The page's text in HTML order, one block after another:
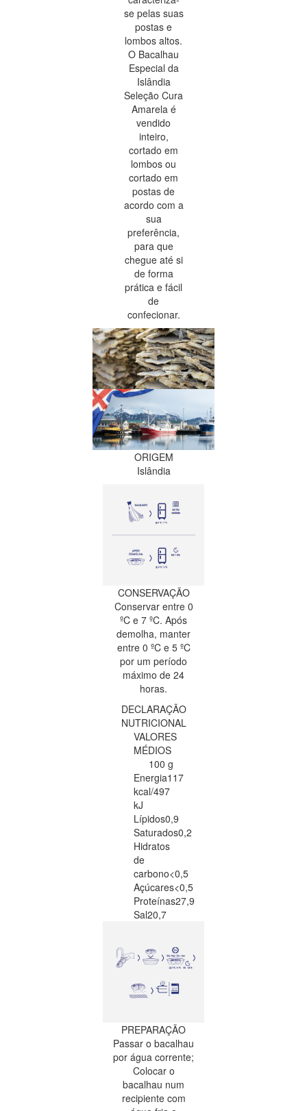
se pelas suas
postas e
lombos altos.
O Bacalhau
Especial da
Islândia
Seleção Cura
Amarela é
vendido
inteiro,
cortado em
lombos ou
cortado em
postas de
acordo com a
sua
preferência,
para que
chegue até si
de forma
prática e fácil
de
confecionar.
ORIGEM
Islândia
CONSERVAÇÃO
Conservar entre 0
ºC e 7 ºC. Após
demolha, manter
entre 0 ºC e 5 ºC
por um período
máximo de 24
horas.
DECLARAÇÃO
NUTRICIONAL
VALORES
MÉDIOS
100 g
Energia117
kcal/497
kJ
Lípidos0,9
Saturados0,2
Hidratos
de
carbono<0,5
Açúcares<0,5
Proteínas27,9
Sal20,7
PREPARAÇÃO
Passar o bacalhau
por água corrente;
Colocar o
bacalhau num
recipiente com